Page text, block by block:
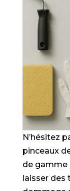
N’hésitez
pinceaux
de gamme
laisser des